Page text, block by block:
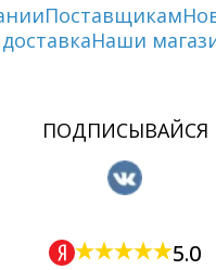
Поставщикам
Наши
ПОДПИСЫВАЙСЯ
5.0